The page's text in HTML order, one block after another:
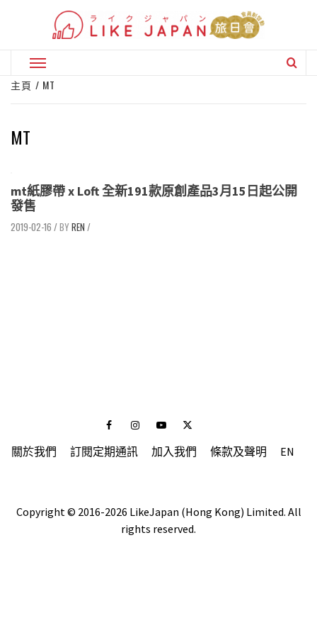
Primary
Menu
主頁 MT
MT
mt紙膠帶 x Loft 全新191款原創產品3月15日起公開
發售
2019-02-16 / REN /
FacebookInstagramYoutubeTwitter
關於我們 訂閱定期通訊 加入我們 條款及聲明 EN
Copyright © 2016-2026 LikeJapan (Hong Kong) Limited. All
rights reserved.